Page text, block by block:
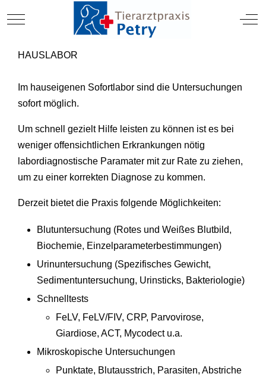
Mobile Menu Toggle Off-
TIERARZT
HAUSLABOR
Im hauseigenen Sofortlabor sind die Untersuchungen
sofort möglich.
Um schnell gezielt Hilfe leisten zu können ist es bei
weniger offensichtlichen Erkrankungen nötig
labordiagnostische Paramater mit zur Rate zu ziehen,
um zu einer korrekten Diagnose zu kommen.
Derzeit bietet die Praxis folgende Möglichkeiten:
Blutuntersuchung (Rotes und Weißes Blutbild,
Biochemie, Einzelparameterbestimmungen)
Urinuntersuchung (Spezifisches Gewicht,
Sedimentuntersuchung, Urinsticks, Bakteriologie)
Schnelltests
FeLV, FeLV/FIV, CRP, Parvovirose,
Giardiose, ACT, Mycodect u.a.
Mikroskopische Untersuchungen
Punktate, Blutausstrich, Parasiten, Abstriche